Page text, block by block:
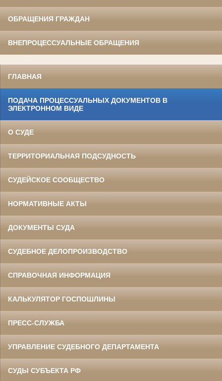
ОБРАЩЕНИЯ ГРАЖДАН
ВНЕПРОЦЕССУАЛЬНЫЕ ОБРАЩЕНИЯ
ГЛАВНАЯ
ПОДАЧА ПРОЦЕССУАЛЬНЫХ ДОКУМЕНТОВ В
ЭЛЕКТРОННОМ ВИДЕ
О СУДЕ
ТЕРРИТОРИАЛЬНАЯ ПОДСУДНОСТЬ
СУДЕЙСКОЕ СООБЩЕСТВО
НОРМАТИВНЫЕ АКТЫ
ДОКУМЕНТЫ СУДА
СУДЕБНОЕ ДЕЛОПРОИЗВОДСТВО
СПРАВОЧНАЯ ИНФОРМАЦИЯ
КАЛЬКУЛЯТОР ГОСПОШЛИНЫ
ПРЕСС-СЛУЖБА
УПРАВЛЕНИЕ СУДЕБНОГО ДЕПАРТАМЕНТА
СУДЫ СУБЪЕКТА РФ